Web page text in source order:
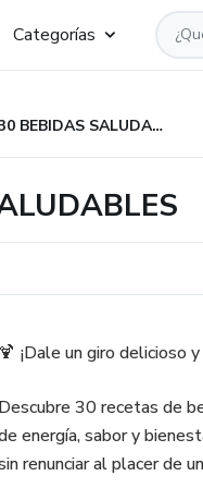
Categorías
30 BEBIDAS SALUDABLES
🍹 ¡Dale un giro delicioso
Descubre 30 recetas de
energía, sabor y
renunciar al placer de